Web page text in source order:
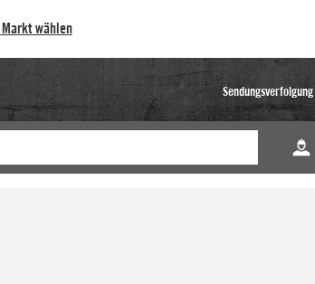
wählen
Sendungsverfolgung